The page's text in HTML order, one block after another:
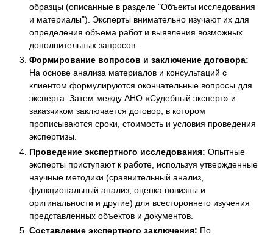
образцы (описанные в разделе "Объекты исследования
и материалы"). Эксперты внимательно изучают их для
определения объема работ и выявления возможных
дополнительных запросов.
Формирование вопросов и заключение договора:
На основе анализа материалов и консультаций с
клиентом формулируются окончательные вопросы для
эксперта. Затем между АНО «Судебный эксперт» и
заказчиком заключается договор, в котором
прописываются сроки, стоимость и условия проведения
экспертизы.
Проведение экспертного исследования: Опытные
эксперты приступают к работе, используя утвержденные
научные методики (сравнительный анализ,
функциональный анализ, оценка новизны и
оригинальности и другие) для всестороннего изучения
представленных объектов и документов.
Составление экспертного заключения: По